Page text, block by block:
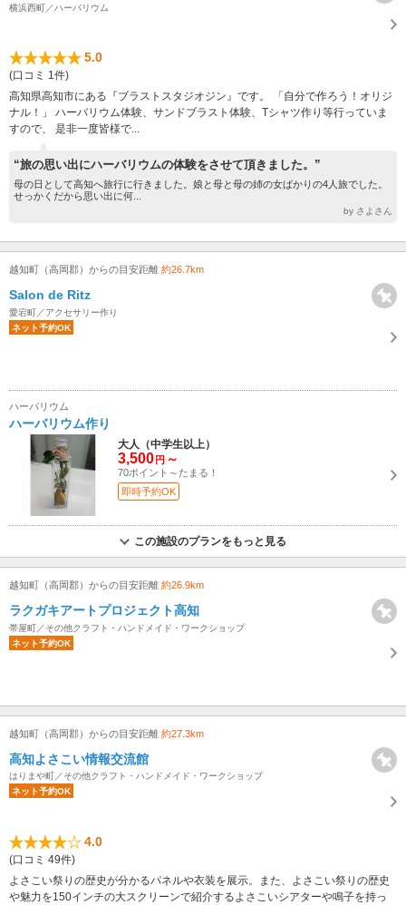
横浜西町／ハーバリウム
5.0
(口コミ 1件)
高知県高知市にある『ブラストスタジオジン』です。 「自分で作ろう！オリジ
ナル！」 ハーバリウム体験、サンドブラスト体験、Tシャツ作り等行っていま
すので、 是非一度皆様で...
“旅の思い出にハーバリウムの体験をさせて頂きました。”
母の日として高知へ旅行に行きました。娘と母と母の姉の女ばかりの4人旅でした。
せっかくだから思い出に何...
by さよさん
越知町（高岡郡）からの目安距離 約26.7km
Salon de Ritz
愛宕町／アクセサリー作り
ネット予約OK
ハーバリウム
ハーバリウム作り
大人（中学生以上）
3,500 円 ～
70ポイント～たまる！
即時予約OK
この施設のプランをもっと見る
越知町（高岡郡）からの目安距離 約26.9km
ラクガキアートプロジェクト高知
帯屋町／その他クラフト・ハンドメイド・ワークショップ
ネット予約OK
越知町（高岡郡）からの目安距離 約27.3km
高知よさこい情報交流館
はりまや町／その他クラフト・ハンドメイド・ワークショップ
ネット予約OK
4.0
(口コミ 49件)
よさこい祭りの歴史が分かるパネルや衣装を展示。また、よさこい祭りの歴史
や魅力を150インチの大スクリーンで紹介するよさこいシアターや鳴子を持っ